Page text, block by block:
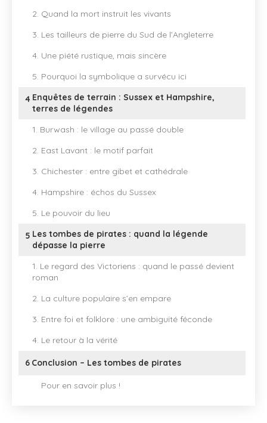
2. Quand la mort instruit les vivants
3. Les tailleurs de pierre du Sud de l’Angleterre
4. Une piété rustique, mais sincère
5. Pourquoi la symbolique a survécu ici
4 Enquêtes de terrain : Sussex et Hampshire,
terres de légendes
1. Burwash : le village au passé double
2. East Lavant : le motif parfait
3. Chichester : entre gibet et cathédrale
4. Hampshire : échos du Sussex
5. Le pouvoir du lieu
5 Les tombes de pirates : quand la légende
dépasse la pierre
1. Le regard des Victoriens : quand le passé devient
roman
2. La culture populaire s’en empare
3. Entre foi et folklore : une ambiguïté féconde
4. Le retour à la vérité
6 Conclusion – Les tombes de pirates
Pour en savoir plus !